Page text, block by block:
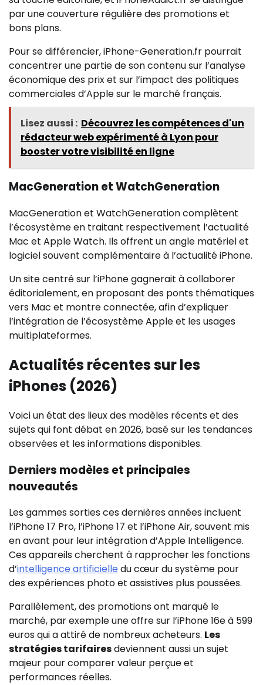
par une couverture régulière des promotions et
bons plans.
Pour se différencier, iPhone-Generation.fr pourrait
concentrer une partie de son contenu sur l’analyse
économique des prix et sur l’impact des politiques
commerciales d’Apple sur le marché français.
Lisez aussi : Découvrez les compétences d'un
rédacteur web expérimenté à Lyon pour
booster votre visibilité en ligne
MacGeneration et WatchGeneration
MacGeneration et WatchGeneration complètent
l’écosystème en traitant respectivement l’actualité
Mac et Apple Watch. Ils offrent un angle matériel et
logiciel souvent complémentaire à l’actualité iPhone.
Un site centré sur l’iPhone gagnerait à collaborer
éditorialement, en proposant des ponts thématiques
vers Mac et montre connectée, afin d’expliquer
l’intégration de l’écosystème Apple et les usages
multiplateformes.
Actualités récentes sur les
iPhones (2026)
Voici un état des lieux des modèles récents et des
sujets qui font débat en 2026, basé sur les tendances
observées et les informations disponibles.
Derniers modèles et principales
nouveautés
Les gammes sorties ces dernières années incluent
l’iPhone 17 Pro, l’iPhone 17 et l’iPhone Air, souvent mis
en avant pour leur intégration d’Apple Intelligence.
Ces appareils cherchent à rapprocher les fonctions
d’intelligence artificielle du cœur du système pour
des expériences photo et assistives plus poussées.
Parallèlement, des promotions ont marqué le
marché, par exemple une offre sur l’iPhone 16e à 599
euros qui a attiré de nombreux acheteurs. Les
stratégies tarifairesdeviennent aussi un sujet
majeur pour comparer valeur perçue et
performances réelles.